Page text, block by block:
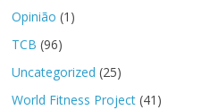
Opinião (1)
TCB (96)
Uncategorized (25)
World Fitness Project (41)